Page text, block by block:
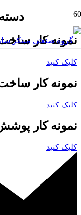
نمونه کار
کلیک کنید
نمونه کار
کلیک کنید
نمونه کار
کلیک کنید